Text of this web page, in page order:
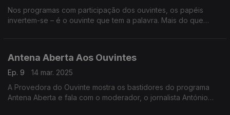
Nos programas com participação dos ouvintes, os papéis
invertem-se – é o ouvinte que tem a palavra. Mais do que
Antena Aberta Aos Ouvintes
Ep. 9
14 mar. 2025
A Provedora do Ouvinte mostra os bastidores do programa
Antena Aberta e fala com o moderador, o jornalista António